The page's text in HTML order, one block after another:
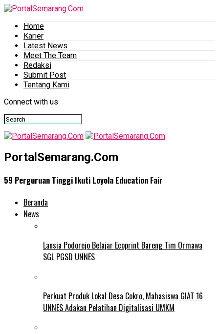
Home
Karier
Latest News
Meet The Team
Redaksi
Submit Post
Tentang Kami
Connect with us
PortalSemarang.Com
59 Perguruan Tinggi Ikuti Loyola Education Fair
Beranda
News
Lansia Podorejo Belajar Ecoprint Bareng Tim Ormawa
SGL PGSD UNNES
Perkuat Produk Lokal Desa Cokro, Mahasiswa GIAT 16
UNNES Adakan Pelatihan Digitalisasi UMKM